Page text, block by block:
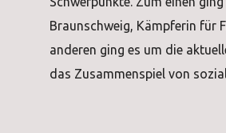
Braunschweig, Kämpferin für
anderen ging es um die
das Zusammenspiel von